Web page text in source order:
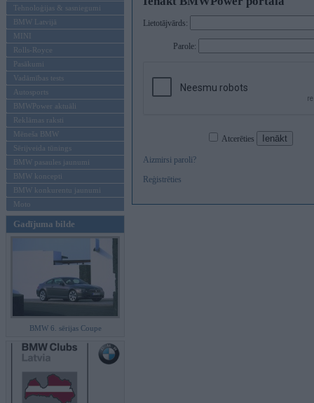
Tehnoloģijas & sasniegumi
BMW Latvijā
MINI
Rolls-Royce
Pasākumi
Vadāmības tests
Autosports
BMWPower aktuāli
Reklāmas raksti
Mēneša BMW
Sērijveida tūnings
BMW pasaules jaunumi
BMW koncepti
BMW konkurentu jaunumi
Moto
Gadījuma bilde
BMW 6. sērijas Coupe
Lietotājvārds:
Parole:
Atcerēties
Aizmirsi paroli?
Reģistrēties